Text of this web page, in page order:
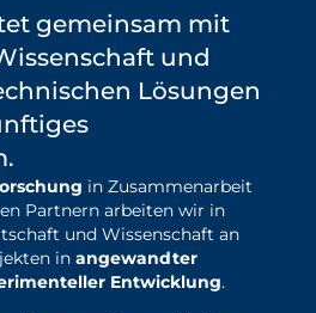
gemeinsam mit
und
Lösungen
in Zusammenarbeit
Partnern arbeiten wir in
und Wissenschaft an
in angewandter
Entwicklung.